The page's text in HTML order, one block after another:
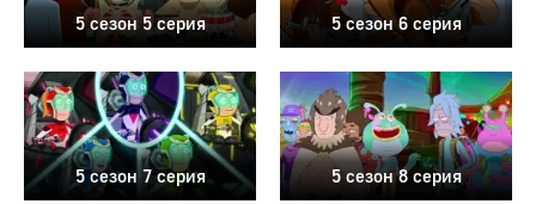
5 сезон 5 серия 5 сезон 6 серия
5 сезон 7 серия 5 сезон 8 серия